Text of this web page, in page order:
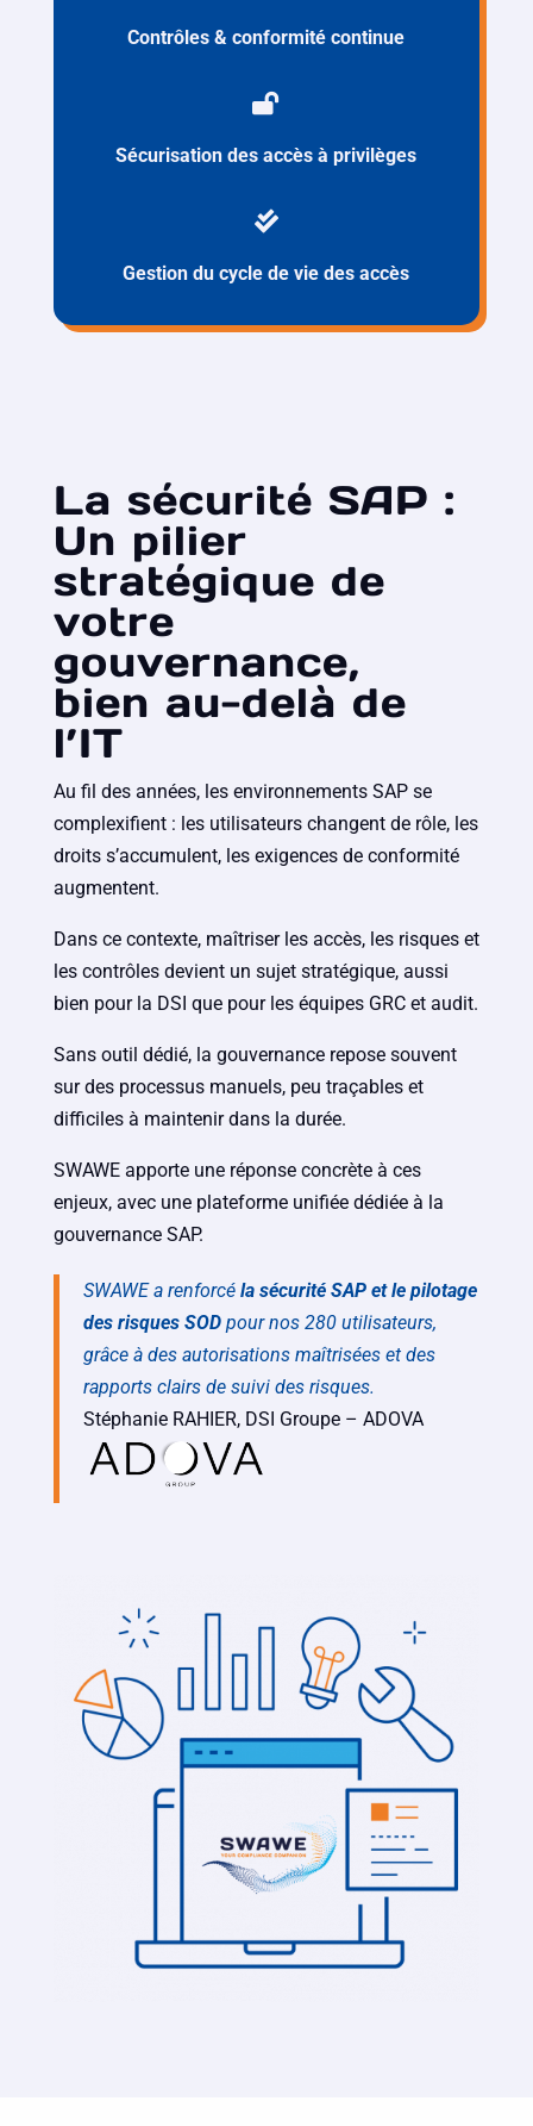
Contrôles & conformité continue

Sécurisation des accès à privilèges

Gestion du cycle de vie des accès
La sécurité SAP :
Un pilier
stratégique de
votre
gouvernance,
bien au-delà de
l’IT
Au fil des années, les environnements SAP se
complexifient : les utilisateurs changent de rôle, les
droits s’accumulent, les exigences de conformité
augmentent.
Dans ce contexte, maîtriser les accès, les risques et
les contrôles devient un sujet stratégique, aussi
bien pour la DSI que pour les équipes GRC et audit.
Sans outil dédié, la gouvernance repose souvent
sur des processus manuels, peu traçables et
difficiles à maintenir dans la durée.
SWAWE apporte une réponse concrète à ces
enjeux, avec une plateforme unifiée dédiée à la
gouvernance SAP.
SWAWE a renforcé la sécurité SAP et le pilotage
des risques SODpour nos 280 utilisateurs,
grâce à des autorisations maîtrisées et des
rapports clairs de suivi des risques.
Stéphanie RAHIER, DSI Groupe – ADOVA